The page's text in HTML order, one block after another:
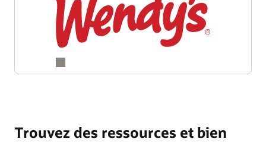
Trouvez des ressources et bien